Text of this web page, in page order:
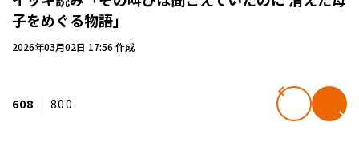
子をめぐる物語」
2026年03月02日 17:56 作成
608 800